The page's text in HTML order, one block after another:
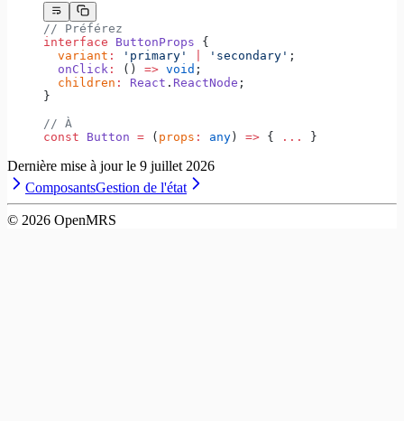
// Préférez
interface ButtonProps {
  variant
: 'primary' 'secondary' ;
  onClick
: () => void ;
  children
: React . ReactNode ;
}
// À
const Button = ( props : any ) => { ... }
Dernière mise à jour le 9 juillet 2026
ComposantsGestion de l'état
© 2026 OpenMRS